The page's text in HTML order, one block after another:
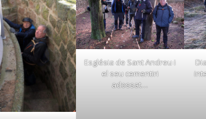
Església de Sant Andreu i
el seu cementiri
adossat…